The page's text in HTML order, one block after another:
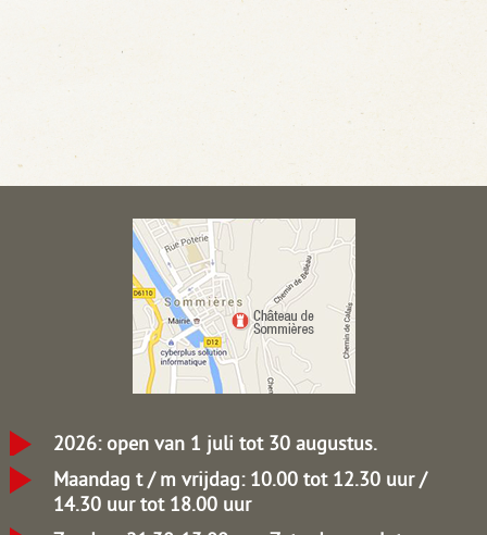
2026: open van 1 juli tot 30 augustus.
Maandag t / m vrijdag: 10.00 tot 12.30 uur /
14.30 uur tot 18.00 uur